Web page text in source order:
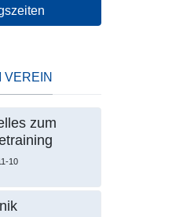
VEREIN
zum
10